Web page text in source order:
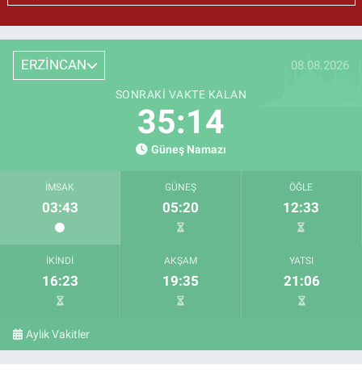
ERZİNCAN 08.08.2026
SONRAKI VAKTE KALAN
35:14
Güneş Namazı
İMSAK
03:43
GÜNEŞ
05:20
ÖĞLE
12:33
İKINDI
16:23
AKŞAM
19:35
YATSI
21:06
Aylık Vakitler